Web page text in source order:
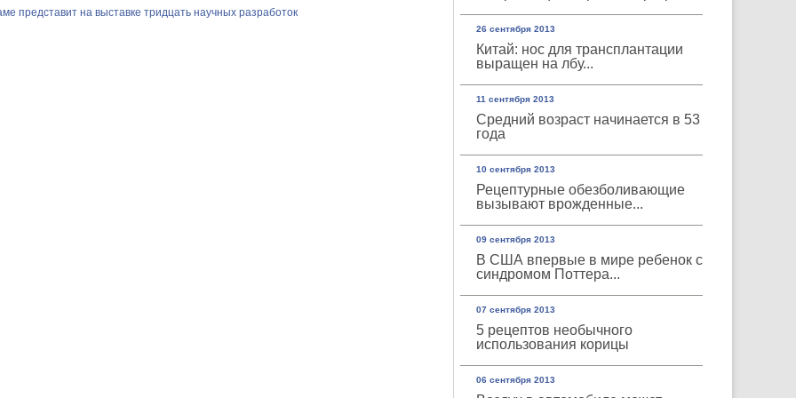
26 сентября 2013
Китай: нос для трансплантации
выращен на лбу...
11 сентября 2013
Средний возраст начинается в 53
года
10 сентября 2013
Рецептурные обезболивающие
вызывают врожденные...
09 сентября 2013
В США впервые в мире ребенок с
синдромом Поттера...
07 сентября 2013
5 рецептов необычного
использования корицы
06 сентября 2013
представит на выставке тридцать научных разработок